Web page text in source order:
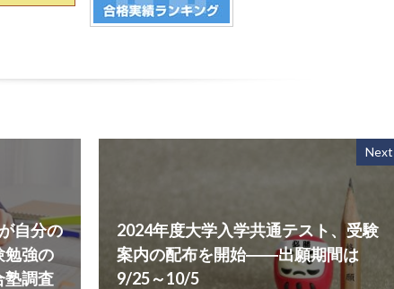
自分の
勉強の
調査
Next
2024年度大学入学共通テスト、受験
案内の配布を開始――出願期間は
9/25～10/5